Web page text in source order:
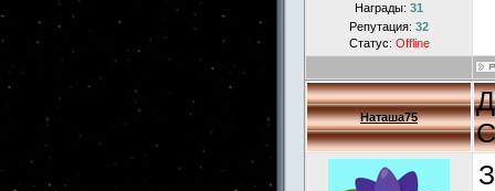
Награды: 31
Репутация: 32
Статус: Offline
Наташа75